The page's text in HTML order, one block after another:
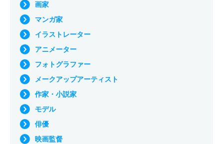
画家
マンガ家
イラストレーター
アニメーター
フォトグラファー
メークアップアーティスト
作家・小説家
モデル
俳優
映画監督